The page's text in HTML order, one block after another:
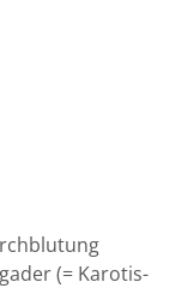
(= Karotis-